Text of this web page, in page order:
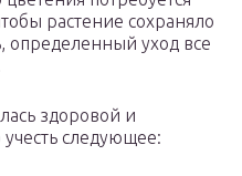
растение сохраняло
определенный уход все
здоровой и
следующее: